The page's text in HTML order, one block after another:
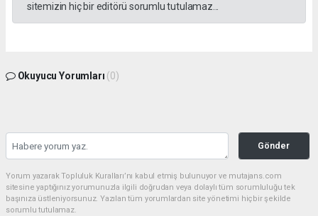
sitemizin hiç bir editörü sorumlu tutulamaz...
Okuyucu Yorumları (0)
Gönder
Yorum yazarak Topluluk Kuralları’nı kabul etmiş bulunuyor ve mutajans.com
sitesine yaptığınız yorumunuzla ilgili doğrudan veya dolaylı tüm sorumluluğu tek
başınıza üstleniyorsunuz. Yazılan tüm yorumlardan site yönetimi hiçbir şekilde
sorumlu tutulamaz.